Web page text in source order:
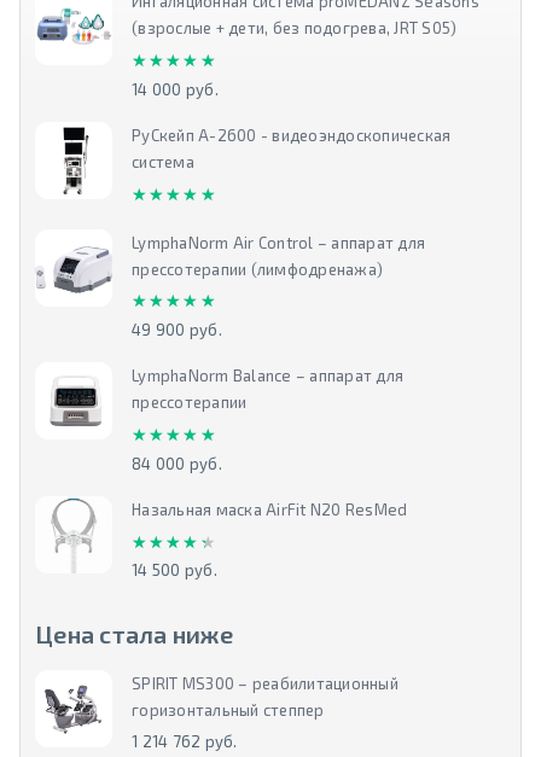
(взрослые + дети, без подогрева, JRT S05)
★★★★★
★★★★★
14 000 руб.
РуСкейп А-2600 - видеоэндоскопическая
система
★★★★★
★★★★★
LymphaNorm Air Control – аппарат для
прессотерапии (лимфодренажа)
★★★★★
★★★★★
49 900 руб.
LymphaNorm Balance – аппарат для
прессотерапии
★★★★★
★★★★★
84 000 руб.
Назальная маска AirFit N20 ResMed
★★★★★
★★★★★
14 500 руб.
Цена стала ниже
SPIRIT MS300 – реабилитационный
горизонтальный степпер
1 214 762 руб.